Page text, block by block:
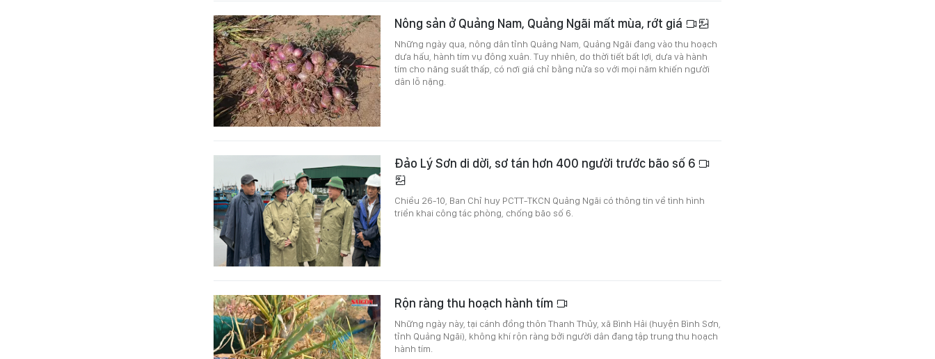
Nông sản ở Quảng Nam, Quảng Ngãi mất mùa, rớt giá
Những ngày qua, nông dân tỉnh Quảng Nam, Quảng Ngãi đang vào thu hoạch
dưa hấu, hành tím vụ đông xuân. Tuy nhiên, do thời tiết bất lợi, dưa và hành
tím cho năng suất thấp, có nơi giá chỉ bằng nửa so với mọi năm khiến người
dân lỗ nặng.
Đảo Lý Sơn di dời, sơ tán hơn 400 người trước bão số 6
Chiều 26-10, Ban Chỉ huy PCTT-TKCN Quảng Ngãi có thông tin về tình hình
triển khai công tác phòng, chống bão số 6.
Rộn ràng thu hoạch hành tím
Những ngày này, tại cánh đồng thôn Thanh Thủy, xã Bình Hải (huyện Bình Sơn,
tỉnh Quảng Ngãi), không khí rộn ràng bởi người dân đang tập trung thu hoạch
hành tím.